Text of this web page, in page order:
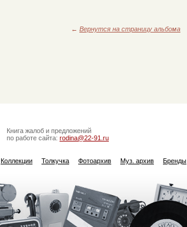
← Вернутся на страницу альбома
Книга жалоб и предложений
по работе сайта: rodina@22-91.ru
Коллекции Толкучка Фотоархив Муз. архив Бренды